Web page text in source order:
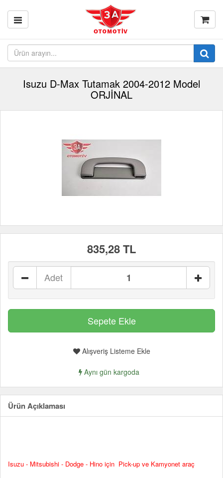
Isuzu D-Max Tutamak 2004-2012 Model
ORJİNAL
835,28 TL
Adet
Alışveriş Listeme Ekle
Aynı gün kargoda
Ürün Açıklaması
Isuzu - Mitsubishi - Dodge - Hino için Pick-up ve Kamyonet araç